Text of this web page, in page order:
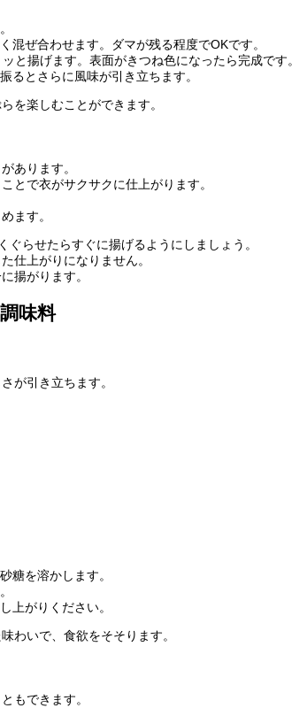
混ぜ合わせます。ダマが残る程度でOKです。
と揚げます。表面がきつね色になったら完成です。
るとさらに風味が引き立ちます。
を楽しむことができます。
あります。
とで衣がサクサクに仕上がります。
ます。
らせたらすぐに揚げるようにしましょう。
仕上がりになりません。
揚がります。
味料
が引き立ちます。
糖を溶かします。
上がりください。
わいで、食欲をそそります。
もできます。